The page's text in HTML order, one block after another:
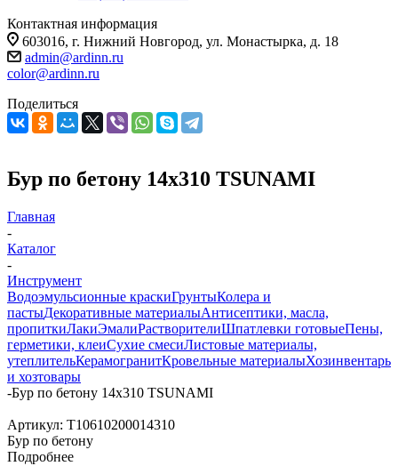
Контактная информация
603016, г. Нижний Новгород, ул. Монастырка, д. 18
admin@ardinn.ru
color@ardinn.ru
Поделиться
Бур по бетону 14х310 TSUNAMI
Главная
-
Каталог
-
Инструмент
Водоэмульсионные краскиГрунтыКолера и
пастыДекоративные материалыАнтисептики, масла,
пропиткиЛакиЭмалиРастворителиШпатлевки готовыеПены,
герметики, клеиСухие смесиЛистовые материалы,
утеплительКерамогранитКровельные материалыХозинвентарь
и хозтовары
-Бур по бетону 14х310 TSUNAMI
Артикул: T10610200014310
Бур по бетону
Подробнее